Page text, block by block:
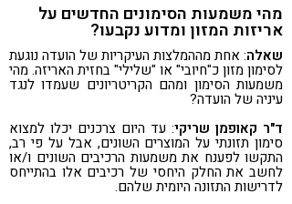
מהי משמעות הסימונים החדשים על
אריזות המזון ומדוע נקבעו?
שאלה: אחת מההמלצות העיקריות של הועדה נוגעת
לסימון מזון כ"חיובי" או "שלילי" בחזית האריזה. מהי
משמעות הסימון ומהם הקריטריונים שעמדו לנגד
עיניה של הועדה?
ד"ר קאופמן שריקי: עד היום צרכנים יכלו למצוא
סימון תזונתי על המוצרים השונים, אבל על פי רב,
התקשו לפענח את משמעות הרכיבים השונים ו/או
לחשב את החלק היחסי של רכיבים אלו בהתייחס
לדרישות התזונה היומית שלהם.